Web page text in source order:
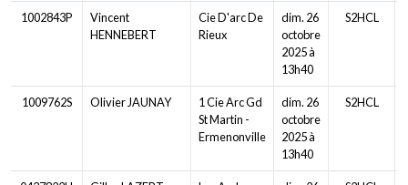
1002843P
Vincent
HENNEBERT
Cie D'arc De
Rieux
dim. 26
octobre
2025 à
13h40
S2HCL
1009762S Olivier JAUNAY
1 Cie Arc Gd
St Martin -
Ermenonville
dim. 26
octobre
2025 à
13h40
S2HCL